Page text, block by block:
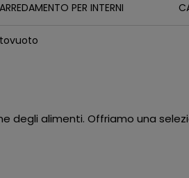
ARREDAMENTO PER INTERNI
degli alimenti. Offriamo una